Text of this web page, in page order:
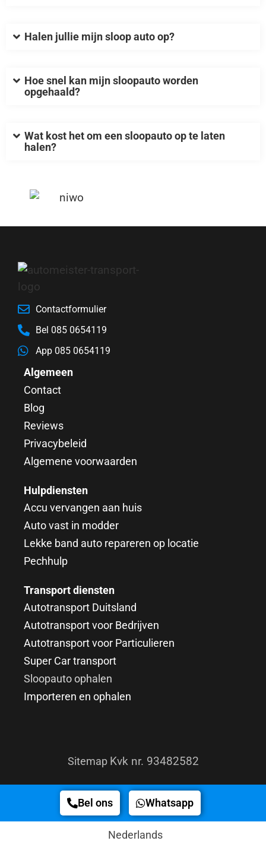
Halen jullie mijn sloop auto op?
Hoe snel kan mijn sloopauto worden
opgehaald?
Wat kost het om een sloopauto op te laten
halen?
Contactformulier
Bel 085 0654119
App 085 0654119
Algemeen
Contact
Blog
Reviews
Privacybeleid
Algemene voorwaarden
Hulpdiensten
Accu vervangen aan huis
Auto vast in modder
Lekke band auto repareren op locatie
Pechhulp
Transport diensten
Autotransport Duitsland
Autotransport voor Bedrijven
Autotransport voor Particulieren
Super Car transport
Sloopauto ophalen
Importeren en ophalen
Sitemap Kvk nr. 93482582
Bel ons Whatsapp
Nederlands